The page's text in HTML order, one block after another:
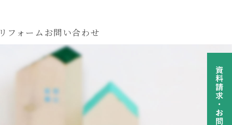
リフォーム お問い合わせ